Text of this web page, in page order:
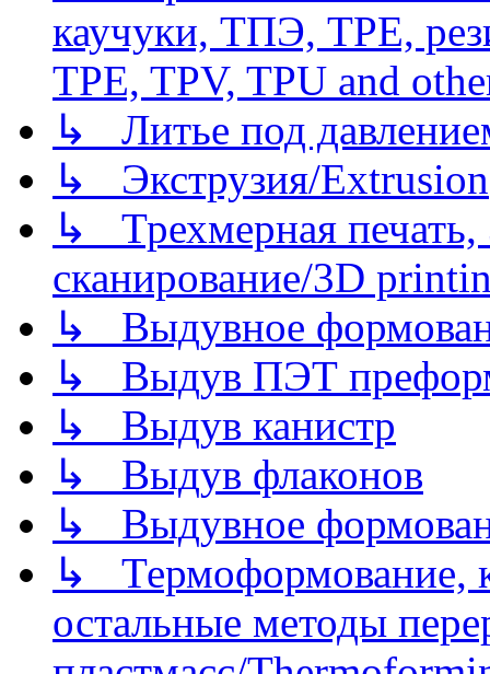
каучуки, ТПЭ, TPE,
TPE, TPV, TPU and
↳ Литье под
↳ Экструзия/Extrusion
↳ Трехмерная
сканирование/3D
↳ Выдувное
↳ Выдув ПЭТ
↳ Выдув канистр
↳ Выдув флаконов
↳ Выдувное
↳ Термоформование,
остальные методы